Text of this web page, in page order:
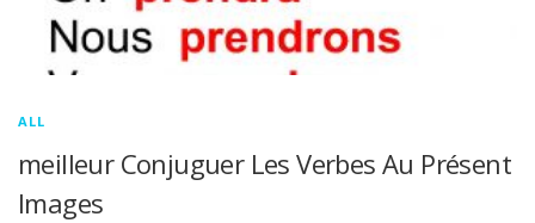
ALL
meilleur Conjuguer Les Verbes Au Présent
Images